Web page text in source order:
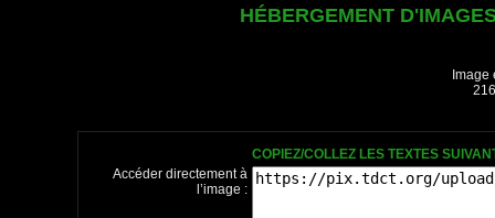
HÉBERGEMENT
COPIEZ/COLLEZ LES TEXTES
Accéder directement à
l’image :